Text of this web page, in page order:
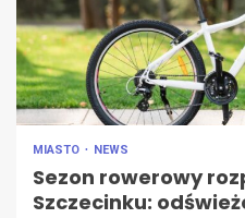
MIASTO NEWS
Sezon rowerowy
Szczecinku: